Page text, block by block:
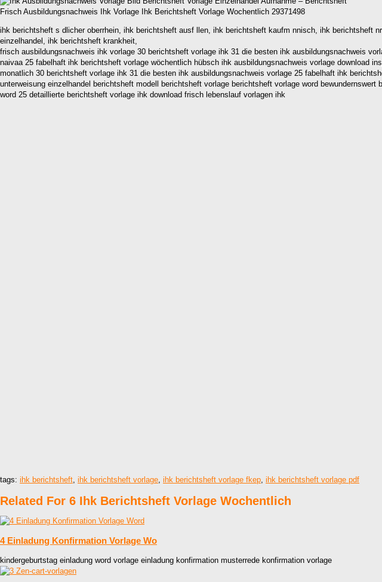
Frisch Ausbildungsnachweis Ihk Vorlage Ihk Berichtsheft Vorlage Wochentlich 29371498
ihk berichtsheft s dlicher oberrhein, ihk berichtsheft ausf llen, ihk berichtsheft kaufm nnisch, ihk
einzelhandel, ihk berichtsheft krankheit,
frisch ausbildungsnachweis ihk vorlage 30 berichtsheft vorlage ihk 31 die besten ihk ausbildungsnachweis
naivaa 25 fabelhaft ihk berichtsheft vorlage wöchentlich hübsch ihk ausbildungsnachweis vorlage download
monatlich 30 berichtsheft vorlage ihk 31 die besten ihk ausbildungsnachweis vorlage 25 fabelhaft ihk
unterweisung einzelhandel berichtsheft modell berichtsheft vorlage berichtsheft vorlage word
word 25 detaillierte berichtsheft vorlage ihk download frisch lebenslauf vorlagen ihk
tags: ihk berichtsheft, ihk berichtsheft vorlage, ihk berichtsheft vorlage fkep, ihk berichtsheft vorlage pdf
Related For 6 Ihk Berichtsheft Vorlage Wochentlich
4 Einladung Konfirmation Vorlage Wo
kindergeburtstag einladung word vorlage einladung konfirmation musterrede konfirmation vorlage